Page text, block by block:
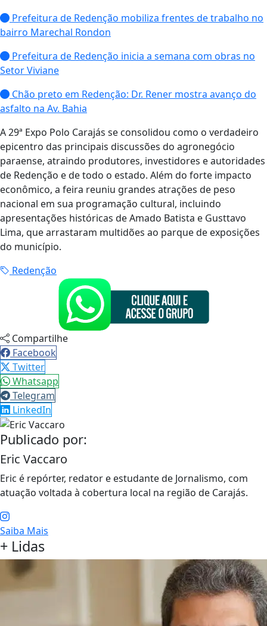
Prefeitura de Redenção mobiliza frentes de trabalho no
bairro Marechal Rondon
Prefeitura de Redenção inicia a semana com obras no
Setor Viviane
Chão preto em Redenção: Dr. Rener mostra avanço do
asfalto na Av. Bahia
A 29ª Expo Polo Carajás se consolidou como o verdadeiro
epicentro das principais discussões do agronegócio
paraense, atraindo produtores, investidores e autoridades
de Redenção e de todo o estado. Além do forte impacto
econômico, a feira reuniu grandes atrações de peso
nacional em sua programação cultural, incluindo
apresentações históricas de Amado Batista e Gusttavo
Lima, que arrastaram multidões ao parque de exposições
do município.
Redenção
Compartilhe
Facebook
Twitter
Whatsapp
Telegram
LinkedIn
Publicado por:
Eric Vaccaro
Eric é repórter, redator e estudante de Jornalismo, com
atuação voltada à cobertura local na região de Carajás.
Saiba Mais
+ Lidas